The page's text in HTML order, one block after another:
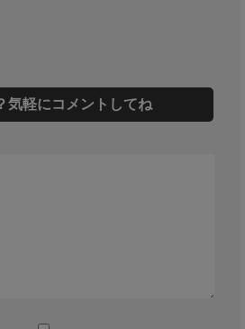
気軽にコメントしてね